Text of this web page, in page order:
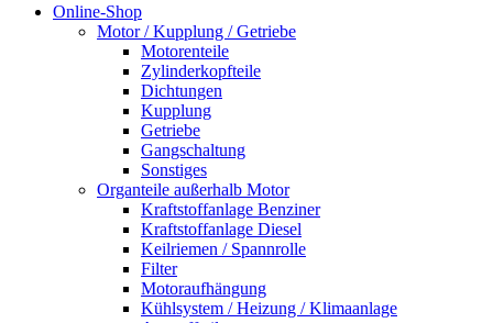
Online-Shop
Motor / Kupplung / Getriebe
Motorenteile
Zylinderkopfteile
Dichtungen
Kupplung
Getriebe
Gangschaltung
Sonstiges
Organteile außerhalb Motor
Kraftstoffanlage Benziner
Kraftstoffanlage Diesel
Keilriemen / Spannrolle
Filter
Motoraufhängung
Kühlsystem / Heizung / Klimaanlage